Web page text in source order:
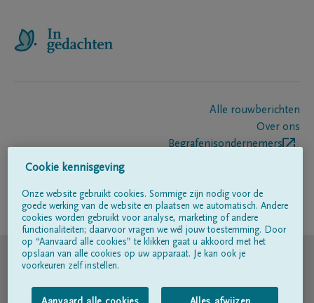
Alle rouwberichten
Over ons
Begrafenisondernemers
Volg ons op
© DELA
Gebruiksvoorwaarden
Cookie kennisgeving
Onze website gebruikt cookies. Sommige zijn nodig voor de
goede werking van de website en plaatsen we automatisch. Andere
cookies worden gebruikt voor analyse, marketing of andere
functionaliteiten; daarvoor vragen we wél jouw toestemming. Door
op “Aanvaard alle cookies” te klikken gaat u akkoord met het
opslaan van alle cookies op uw apparaat. Je kan ook je
voorkeuren zelf instellen.